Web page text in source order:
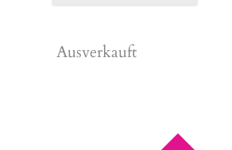
Ausverkauft